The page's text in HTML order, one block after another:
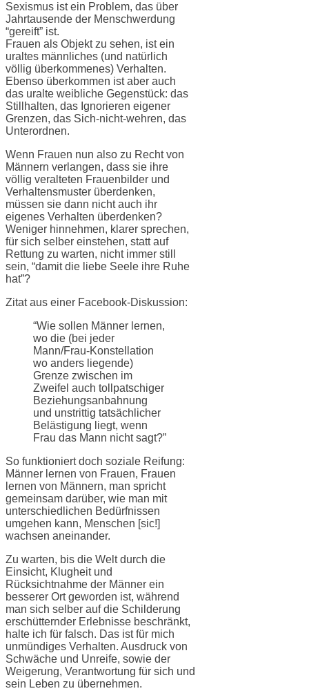
Sexismus ist ein Problem, das über
Jahrtausende der Menschwerdung
“gereift” ist.
Frauen als Objekt zu sehen, ist ein
uraltes männliches (und natürlich
völlig überkommenes) Verhalten.
Ebenso überkommen ist aber auch
das uralte weibliche Gegenstück: das
Stillhalten, das Ignorieren eigener
Grenzen, das Sich-nicht-wehren, das
Unterordnen.
Wenn Frauen nun also zu Recht von
Männern verlangen, dass sie ihre
völlig veralteten Frauenbilder und
Verhaltensmuster überdenken,
müssen sie dann nicht auch ihr
eigenes Verhalten überdenken?
Weniger hinnehmen, klarer sprechen,
für sich selber einstehen, statt auf
Rettung zu warten, nicht immer still
sein, “damit die liebe Seele ihre Ruhe
hat”?
Zitat aus einer Facebook-Diskussion:
“Wie sollen Männer lernen,
wo die (bei jeder
Mann/Frau-Konstellation
wo anders liegende)
Grenze zwischen im
Zweifel auch tollpatschiger
Beziehungsanbahnung
und unstrittig tatsächlicher
Belästigung liegt, wenn
Frau das Mann nicht sagt?”
So funktioniert doch soziale Reifung:
Männer lernen von Frauen, Frauen
lernen von Männern, man spricht
gemeinsam darüber, wie man mit
unterschiedlichen Bedürfnissen
umgehen kann, Menschen [sic!]
wachsen aneinander.
Zu warten, bis die Welt durch die
Einsicht, Klugheit und
Rücksichtnahme der Männer ein
besserer Ort geworden ist, während
man sich selber auf die Schilderung
erschütternder Erlebnisse beschränkt,
halte ich für falsch. Das ist für mich
unmündiges Verhalten. Ausdruck von
Schwäche und Unreife, sowie der
Weigerung, Verantwortung für sich und
sein Leben zu übernehmen.